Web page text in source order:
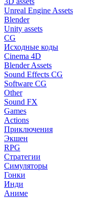
Unreal Engine Assets
Blender
Unity assets
CG
Исходные коды
Cinema 4D
Blender Assets
Sound Effects CG
Software CG
Other
Sound FX
Games
Actions
Приключения
Экшен
RPG
Стратегии
Симуляторы
Гонки
Инди
Аниме